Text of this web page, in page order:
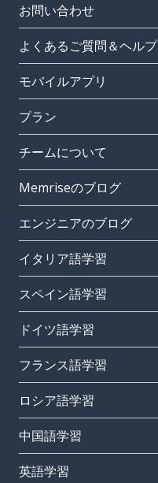
お問い合わせ
よくあるご質問＆ヘルプ
モバイルアプリ
プラン
チームについて
Memriseのブログ
エンジニアのブログ
イタリア語学習
スペイン語学習
ドイツ語学習
フランス語学習
ロシア語学習
中国語学習
英語学習